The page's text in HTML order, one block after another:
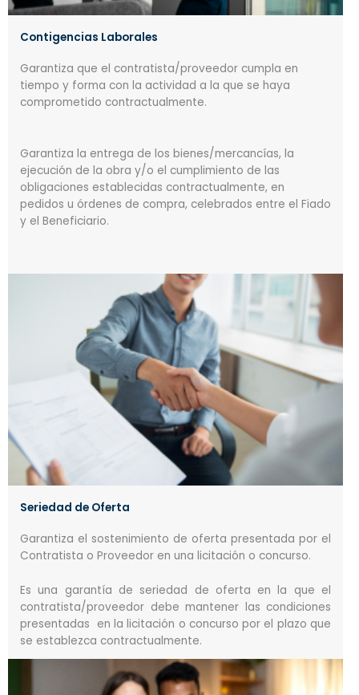
Contigencias Laborales
Garantiza que el contratista/proveedor cumpla en
tiempo y forma con la actividad a la que se haya
comprometido contractualmente.
Garantiza la entrega de los bienes/mercancías, la
ejecución de la obra y/o el cumplimiento de las
obligaciones establecidas contractualmente, en
pedidos u órdenes de compra, celebrados entre el Fiado
y el Beneficiario.
Seriedad de Oferta
Garantiza el sostenimiento de oferta presentada por el
Contratista o Proveedor en una licitación o concurso.
Es una garantía de seriedad de oferta en la que el
contratista/proveedor debe mantener las condiciones
presentadas en la licitación o concurso por el plazo que
se establezca contractualmente.